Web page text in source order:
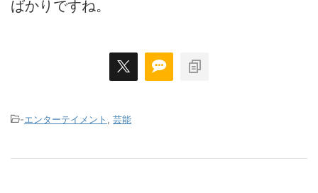
ばかりですね。
-エンターテイメント 芸能